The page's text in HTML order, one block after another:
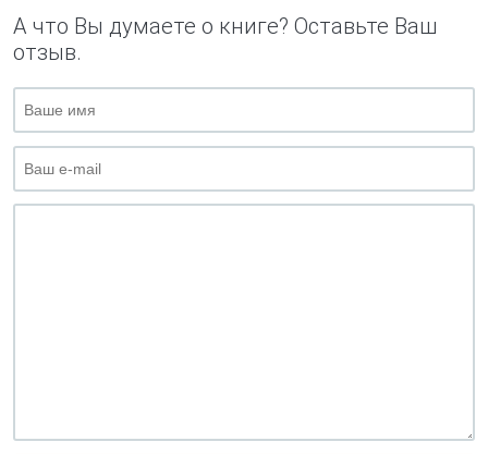
А что Вы думаете о книге? Оставьте Ваш
отзыв.